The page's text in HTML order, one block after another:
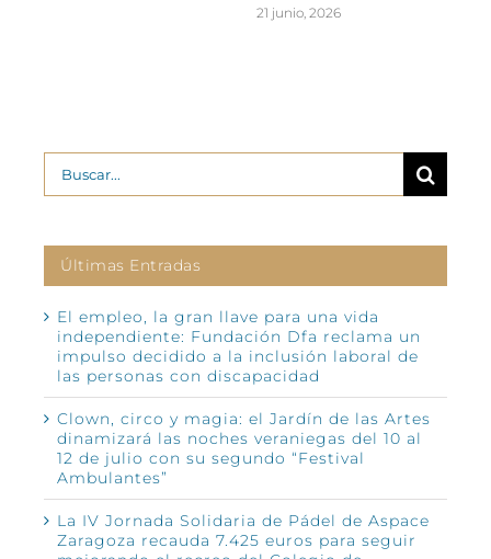
21 junio, 2026
Buscar:
Últimas Entradas
El empleo, la gran llave para una vida
independiente: Fundación Dfa reclama un
impulso decidido a la inclusión laboral de
las personas con discapacidad
Clown, circo y magia: el Jardín de las Artes
dinamizará las noches veraniegas del 10 al
12 de julio con su segundo “Festival
Ambulantes”
La IV Jornada Solidaria de Pádel de Aspace
Zaragoza recauda 7.425 euros para seguir